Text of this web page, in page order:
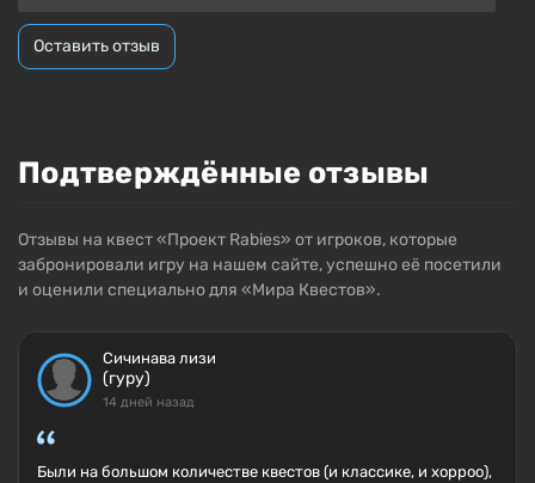
Оставить отзыв
Подтверждённые отзывы
Отзывы на квест «Проект Rabies» от игроков, которые
забронировали игру на нашем сайте, успешно её посетили
и оценили специально для «Мира Квестов».
Сичинава лизи
(гуру)
14 дней назад
Были на большом количестве квестов (и классике, и хорроо),